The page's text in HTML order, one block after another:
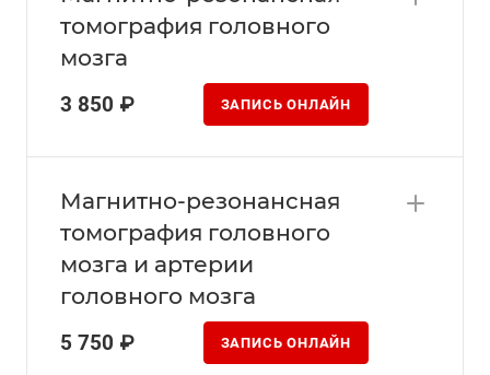
томография головного
мозга
3 850 ₽ ЗАПИСЬ ОНЛАЙН
Магнитно-резонансная
томография головного
мозга и артерии
головного мозга
5 750 ₽ ЗАПИСЬ ОНЛАЙН